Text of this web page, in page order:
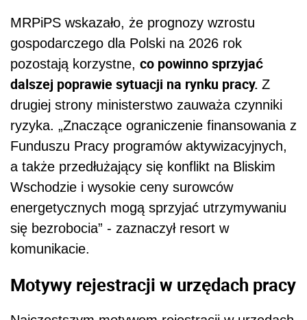
MRPiPS wskazało, że prognozy wzrostu
gospodarczego dla Polski na 2026 rok
pozostają korzystne, co powinno sprzyjać
dalszej poprawie sytuacji na rynku pracy. Z
drugiej strony ministerstwo zauważa czynniki
ryzyka. „Znaczące ograniczenie finansowania z
Funduszu Pracy programów aktywizacyjnych,
a także przedłużający się konflikt na Bliskim
Wschodzie i wysokie ceny surowców
energetycznych mogą sprzyjać utrzymywaniu
się bezrobocia” - zaznaczył resort w
komunikacie.
Motywy rejestracji w urzędach pracy